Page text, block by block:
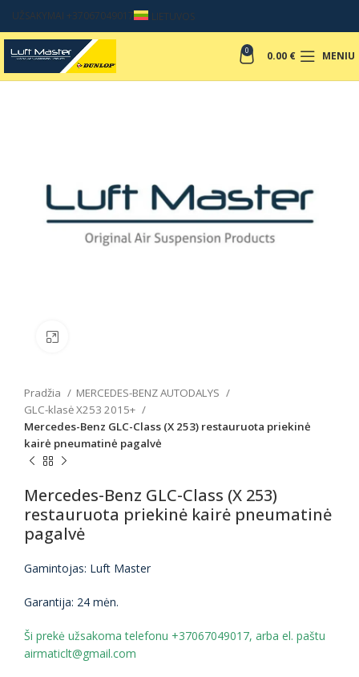
UŽSAKYMAI +37067049017 LIETUVOS
0 0.00 € MENIU
Pradžia
MERCEDES-BENZ AUTODALYS
GLC-klasė X253 2015+
Mercedes-Benz GLC-Class (X 253) restauruota priekinė
kairė pneumatinė pagalvė
Mercedes-Benz GLC-Class (X 253)
restauruota priekinė kairė pneumatinė
pagalvė
Gamintojas: Luft Master
Garantija: 24 mėn.
Ši prekė užsakoma telefonu +37067049017, arba el. paštu
airmaticlt@gmail.com